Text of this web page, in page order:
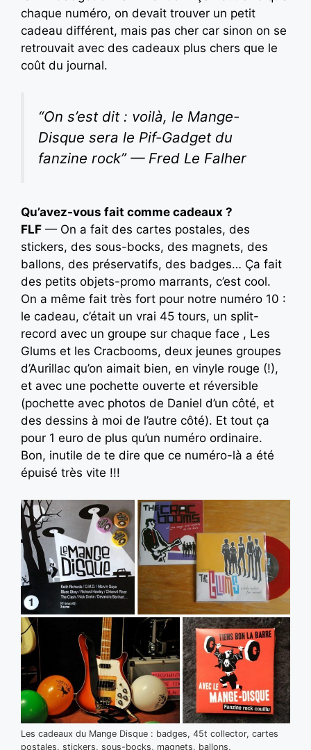
chaque numéro, on devait trouver un petit
cadeau différent, mais pas cher car sinon on se
retrouvait avec des cadeaux plus chers que le
coût du journal.
“On s’est dit : voilà, le Mange-
Disque sera le Pif-Gadget du
fanzine rock” — Fred Le Falher
Qu’avez-vous fait comme cadeaux ?
FLF — On a fait des cartes postales, des
stickers, des sous-bocks, des magnets, des
ballons, des préservatifs, des badges… Ça fait
des petits objets-promo marrants, c’est cool.
On a même fait très fort pour notre numéro 10 :
le cadeau, c’était un vrai 45 tours, un split-
record avec un groupe sur chaque face , Les
Glums et les Cracbooms, deux jeunes groupes
d’Aurillac qu’on aimait bien, en vinyle rouge (!),
et avec une pochette ouverte et réversible
(pochette avec photos de Daniel d’un côté, et
des dessins à moi de l’autre côté). Et tout ça
pour 1 euro de plus qu’un numéro ordinaire.
Bon, inutile de te dire que ce numéro-là a été
épuisé très vite !!!
Les cadeaux du Mange Disque : badges, 45t collector, cartes
postales, stickers, sous-bocks, magnets, ballons,